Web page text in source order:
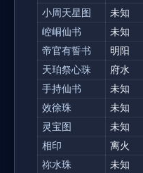
小周天星图
未知
崆峒仙书
未知
帝官有誓书
明阳
天珀祭心珠
府水
手持仙书
未知
效徐珠
未知
灵宝图
未知
相印
离火
祢水珠
未知